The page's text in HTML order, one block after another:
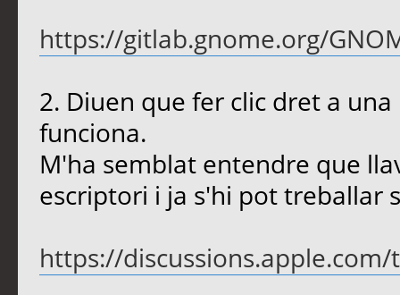
https://gitlab.gnome.org/
2. Diuen que fer clic dret a
funciona.
M'ha semblat entendre que
escriptori i ja s'hi pot treballar
https://